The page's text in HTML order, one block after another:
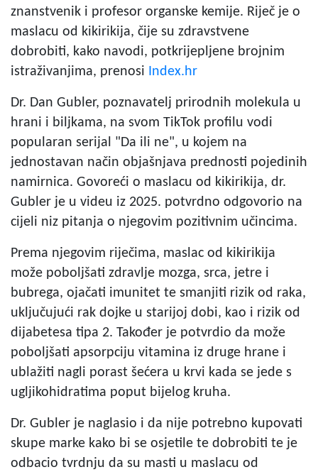
znanstvenik i profesor organske kemije. Riječ je o
maslacu od kikirikija, čije su zdravstvene
dobrobiti, kako navodi, potkrijepljene brojnim
istraživanjima, prenosi Index.hr
Dr. Dan Gubler, poznavatelj prirodnih molekula u
hrani i biljkama, na svom TikTok profilu vodi
popularan serijal "Da ili ne", u kojem na
jednostavan način objašnjava prednosti pojedinih
namirnica. Govoreći o maslacu od kikirikija, dr.
Gubler je u videu iz 2025. potvrdno odgovorio na
cijeli niz pitanja o njegovim pozitivnim učincima.
Prema njegovim riječima, maslac od kikirikija
može poboljšati zdravlje mozga, srca, jetre i
bubrega, ojačati imunitet te smanjiti rizik od raka,
uključujući rak dojke u starijoj dobi, kao i rizik od
dijabetesa tipa 2. Također je potvrdio da može
poboljšati apsorpciju vitamina iz druge hrane i
ublažiti nagli porast šećera u krvi kada se jede s
ugljikohidratima poput bijelog kruha.
Dr. Gubler je naglasio i da nije potrebno kupovati
skupe marke kako bi se osjetile te dobrobiti te je
odbacio tvrdnju da su masti u maslacu od